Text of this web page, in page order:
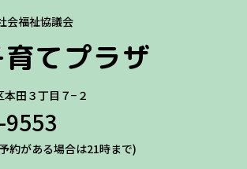
会福祉協議会
てプラザ
田３丁目７−２
約がある場合は21時まで)